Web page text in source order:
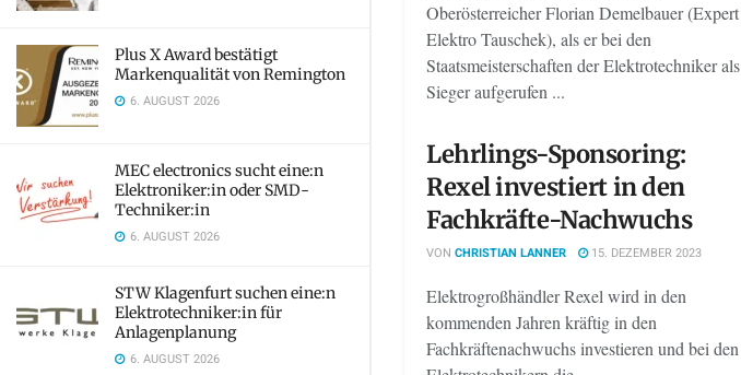
Plus X Award bestätigt
Markenqualität von Remington
6. AUGUST 2026
MEC electronics sucht eine:n
Elektroniker:in oder SMD-
Techniker:in
6. AUGUST 2026
STW Klagenfurt suchen eine:n
Elektrotechniker:in für
Anlagenplanung
6. AUGUST 2026
Oberösterreicher Florian Demelbauer (Expert
Elektro Tauschek), als er bei den
Staatsmeisterschaften der Elektrotechniker als
Sieger aufgerufen ...
Lehrlings-Sponsoring:
Rexel investiert in den
Fachkräfte-Nachwuchs
VON CHRISTIAN LANNER 15. DEZEMBER 2023
Elektrogroßhändler Rexel wird in den
kommenden Jahren kräftig in den
Fachkräftenachwuchs investieren und bei den